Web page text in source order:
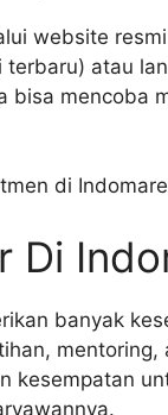
website
terbaru) atau
bisa mencoba
di
Di
banyak
kesempatan